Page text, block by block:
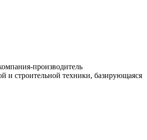
производитель
и строительной техники, базирующаяся